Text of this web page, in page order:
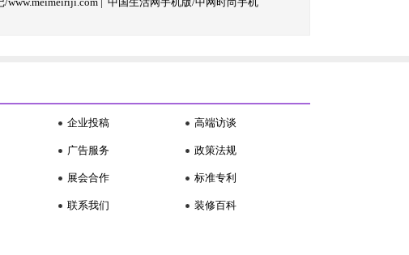
企业投稿
广告服务
展会合作
联系我们
高端访谈
政策法规
标准专利
装修百科